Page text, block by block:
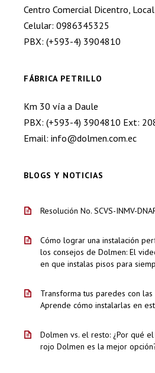
Centro Comercial Dicentro,
Celular: 0986345325
PBX: (+593-4) 3904810
FÁBRICA PETRILLO
Km 30 vía a Daule
PBX: (+593-4) 3904810 Ext:
Email: info@dolmen.com.ec
BLOGS Y NOTICIAS
Resolución No. SCVS-INMV-
Cómo lograr una instalación
los consejos de Dolmen: El
en que instalas pisos para
Transforma tus paredes con
Aprende cómo instalarlas en
Dolmen vs. el resto: ¿Por qué
rojo Dolmen es la mejor